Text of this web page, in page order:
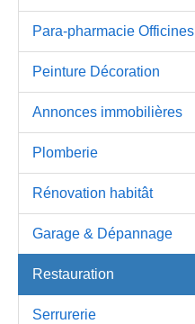
Para-pharmacie Officines
Peinture Décoration
Annonces immobilières
Plomberie
Rénovation habitât
Garage & Dépannage
Restauration
Serrurerie